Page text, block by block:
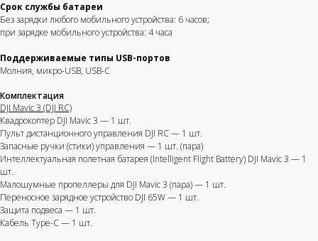
Срок службы батареи
Без зарядки любого мобильного устройства: 6 часов;
при зарядке мобильного устройства: 4 часа
Поддерживаемые типы USB-портов
Молния, микро-USB, USB-C
Комплектация
DJI Mavic 3 (DJI RC)
Квадрокоптер DJI Mavic 3 — 1 шт.
Пульт дистанционного управления DJI RC — 1 шт.
Запасные ручки (стики) управления — 1 шт. (пара)
Интеллектуальная полетная батарея (Intelligent Flight Battery) DJI Mavic 3 — 1
шт.
Малошумные пропеллеры для DJI Mavic 3 (пара) — 1 шт.
Переносное зарядное устройство DJI 65W — 1 шт.
Защита подвеса — 1 шт.
Кабель Type-C — 1 шт.
Получите коммерческое
предложение
С Вами свяжется наш
менеджер